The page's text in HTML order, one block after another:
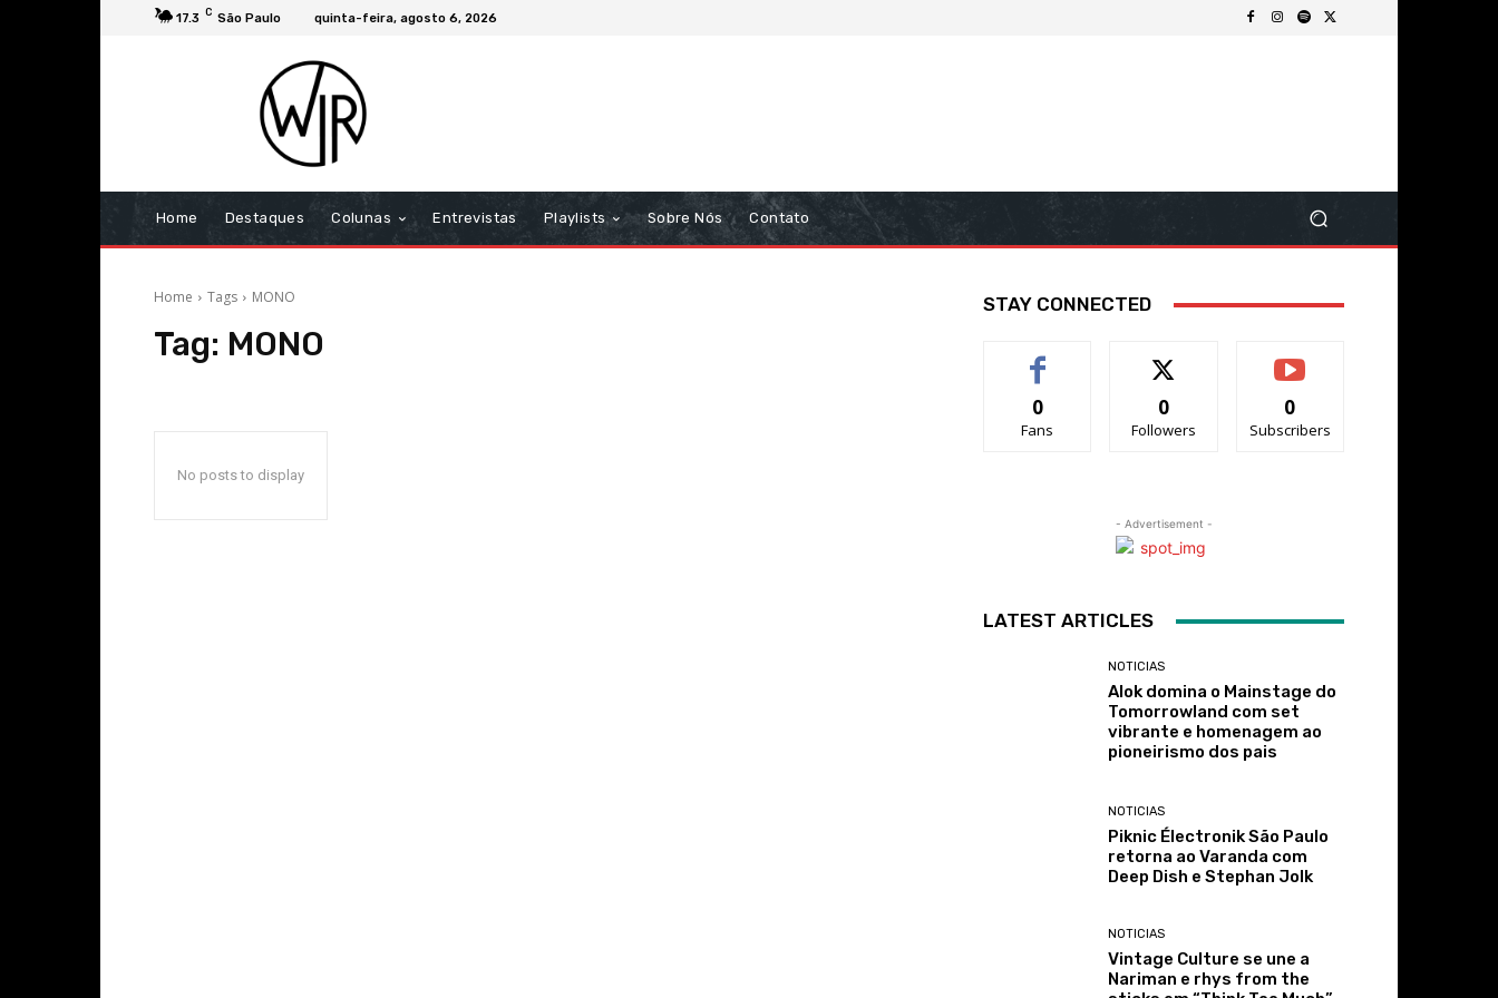
17.3 C São Paulo quinta-feira, agosto 6, 2026
Home Destaques Colunas Entrevistas Playlists Sobre Nós Contato
Home Tags MONO
Tag: MONO
No posts to display
STAY CONNECTED
0
Fans
0
Followers
0
Subscribers
- Advertisement -
LATEST ARTICLES
NOTICIAS
Alok domina o Mainstage do
Tomorrowland com set
vibrante e homenagem ao
pioneirismo dos pais
NOTICIAS
Piknic Électronik São Paulo
retorna ao Varanda com
Deep Dish e Stephan Jolk
NOTICIAS
Vintage Culture se une a
Nariman e rhys from the